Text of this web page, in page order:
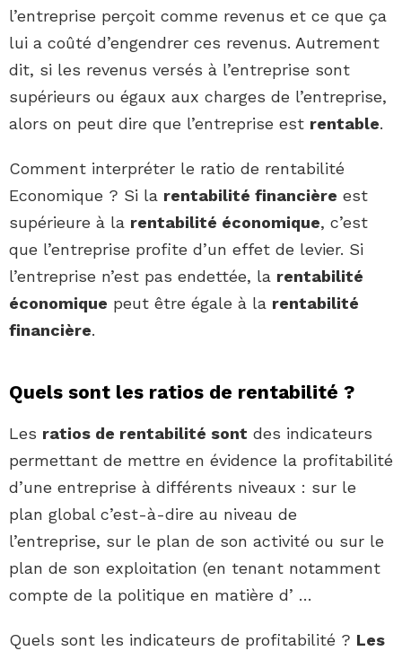
l’entreprise perçoit comme revenus et ce que ça
lui a coûté d’engendrer ces revenus. Autrement
dit, si les revenus versés à l’entreprise sont
supérieurs ou égaux aux charges de l’entreprise,
alors on peut dire que l’entreprise est rentable.
Comment interpréter le ratio de rentabilité
Economique ? Si la rentabilité financière est
supérieure à la rentabilité économique, c’est
que l’entreprise profite d’un effet de levier. Si
l’entreprise n’est pas endettée, la rentabilité
économique peut être égale à la rentabilité
financière.
Quels sont les ratios de rentabilité ?
Les ratios de rentabilité sont des indicateurs
permettant de mettre en évidence la profitabilité
d’une entreprise à différents niveaux : sur le
plan global c’est-à-dire au niveau de
l’entreprise, sur le plan de son activité ou sur le
plan de son exploitation (en tenant notamment
compte de la politique en matière d’ …
Quels sont les indicateurs de profitabilité ? Les